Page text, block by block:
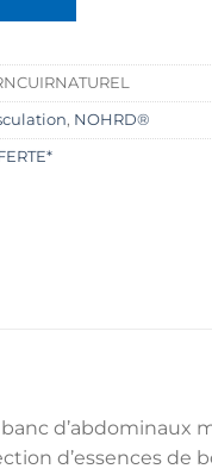
, NOHRD®
d’abdominaux
d’essences de